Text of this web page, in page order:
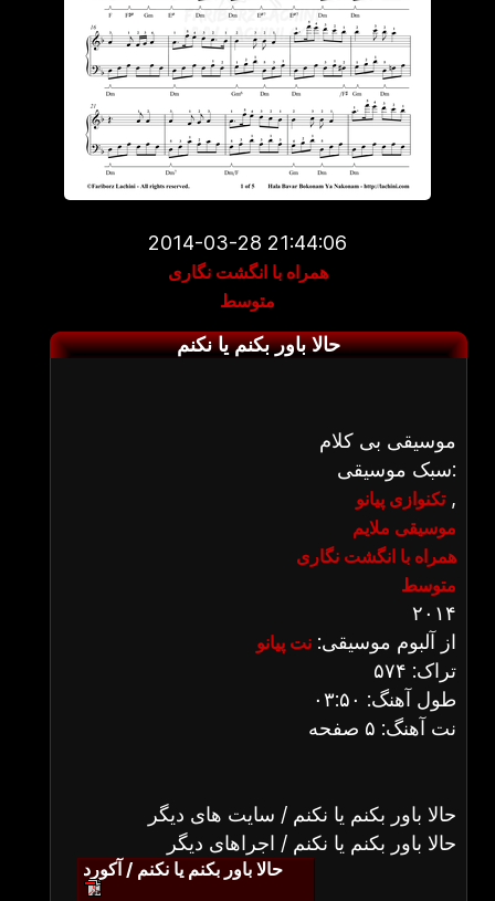
2014-03-28 21:44:06
همراه با انگشت نگاری
متوسط
حالا باور بکنم یا نکنم
موسیقی بی کلام
سبک موسیقی:
تکنوازی پیانو,
موسیقی ملایم
همراه با انگشت نگاری
متوسط
۲۰۱۴
از آلبوم موسیقی: نت پیانو
تراک: ۵۷۴
طول آهنگ: ۰۳:۵۰
نت آهنگ: ۵ صفحه
حالا باور بکنم یا نکنم / سایت های دیگر
حالا باور بکنم یا نکنم / اجراهای دیگر
حالا باور بکنم یا نکنم / آکورد